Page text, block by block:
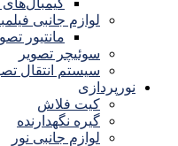
گیمبال‌های
لوازم جانبی
مانتیور
سوئیچر تصویر
سیستم انتقال
نورپردازی
کیت فلاش
گیره نگهدارنده
لوازم جانبی نور